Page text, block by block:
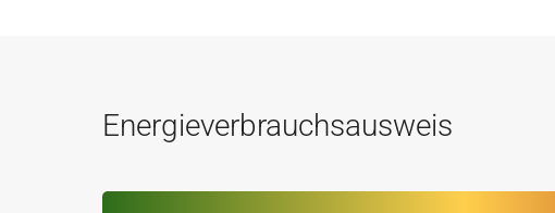
Energieverbrauchsausweis